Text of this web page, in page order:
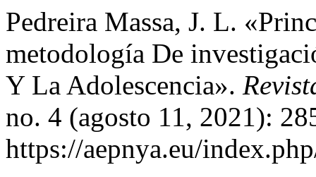
Pedreira Massa, J. L.
metodología De
Y La Adolescencia».
no. 4 (agosto 11, 2021):
https://aepnya.eu/